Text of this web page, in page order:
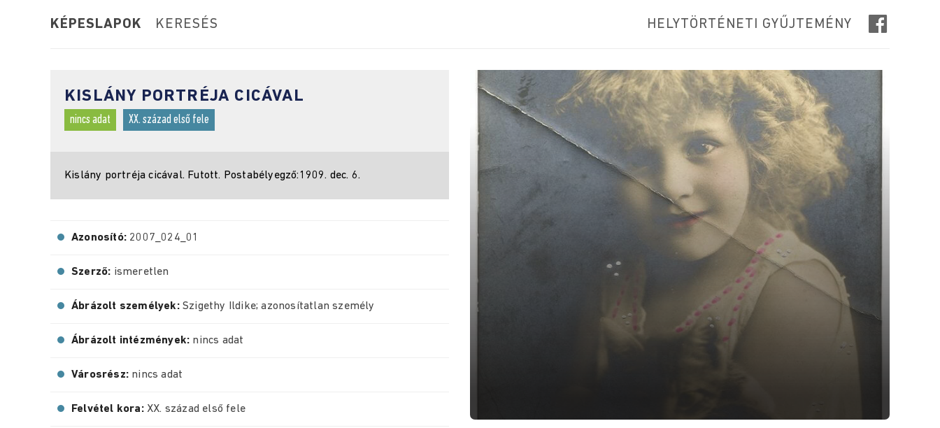
KÉPESLAPOK KERESÉS HELYTÖRTÉNETI GYŰJTEMÉNY
KISLÁNY PORTRÉJA CICÁVAL
nincs adat XX. század első fele
Kislány portréja cicával. Futott. Postabélyegző:1909. dec. 6.
Azonosító: 2007_024_01
Szerző: ismeretlen
Ábrázolt személyek: Szigethy Ildike; azonosítatlan személy
Ábrázolt intézmények: nincs adat
Városrész: nincs adat
Felvétel kora: XX. század első fele